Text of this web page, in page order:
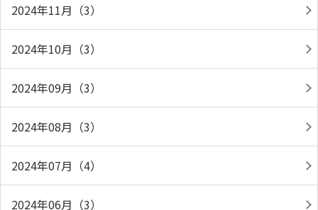
2024年11月（3）
2024年10月（3）
2024年09月（3）
2024年08月（3）
2024年07月（4）
2024年06月（3）